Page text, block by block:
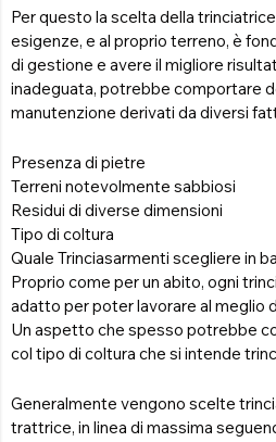
Per questo la scelta della
esigenze, e al proprio terreno, è
di gestione e avere il migliore
inadeguata, potrebbe comportare
manutenzione derivati da diversi
Presenza di pietre
Terreni notevolmente sabbiosi
Residui di diverse dimensioni
Tipo di coltura
Quale Trinciasarmenti scegliere in
Proprio come per un abito, ogni
adatto per poter lavorare al meglio
Un aspetto che spesso potrebbe
col tipo di coltura che si intende
Generalmente vengono scelte
trattrice, in linea di massima